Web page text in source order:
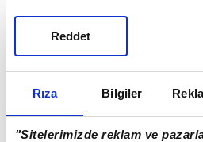
Rıza Bilgiler
"Sitelerimizde reklam ve
Reddet